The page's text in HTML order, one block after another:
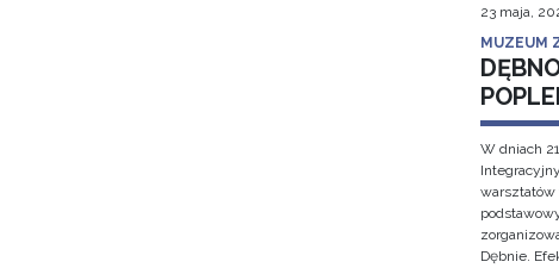
23 maja,
MUZEUM
W dniach
warsztatów
Dębnie.